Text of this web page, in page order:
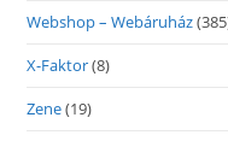
Webshop – Webáruház
X-Faktor(8)
Zene(19)